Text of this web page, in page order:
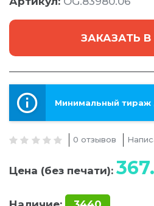
ЗАКАЗАТЬ В
Минимальный тираж
0 отзывов
Цена (без печати):